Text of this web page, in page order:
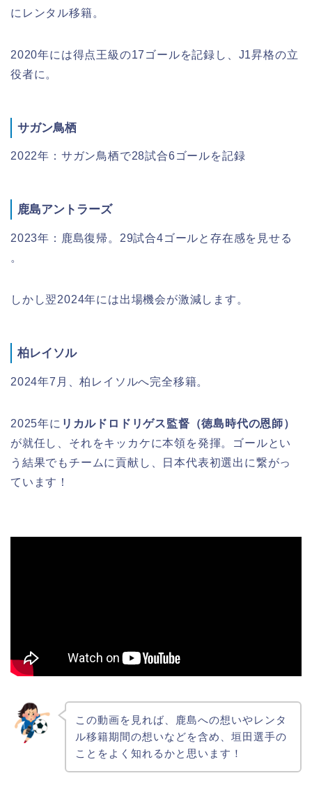
にレンタル移籍。
2020年には得点王級の17ゴールを記録し、J1昇格の立
役者に。
サガン鳥栖
2022年：サガン鳥栖で28試合6ゴールを記録
鹿島アントラーズ
2023年：鹿島復帰。29試合4ゴールと存在感を見せる
。
しかし翌2024年には出場機会が激減します。
柏レイソル
2024年7月、柏レイソルへ完全移籍。
2025年に リカルドロドリゲス監督（徳島時代の恩師）
が就任し、それをキッカケに本領を発揮。ゴールとい
う結果でもチームに貢献し、日本代表初選出に繋がっ
ています！
この動画を見れば、鹿島への想いやレンタ
ル移籍期間の想いなどを含め、垣田選手の
ことをよく知れるかと思います！